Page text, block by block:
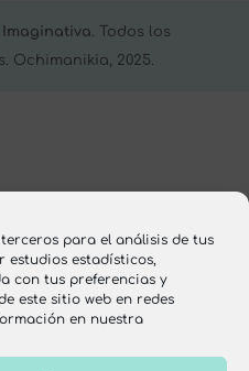
para el análisis de tus
estudios estadísticos,
con tus preferencias y
este sitio web en redes
en nuestra
Imaginativa. Todos los
Ochimanikia, 2025.